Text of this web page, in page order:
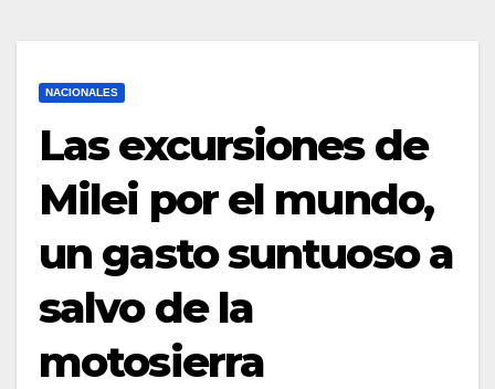
NACIONALES
Las excursiones de
Milei por el mundo,
un gasto suntuoso a
salvo de la
motosierra